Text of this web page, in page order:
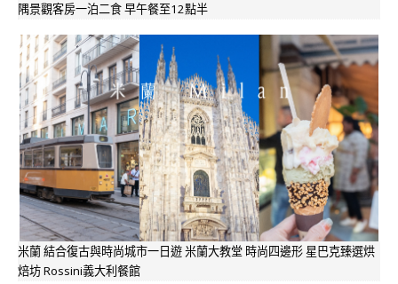
隅景觀客房一泊二食 早午餐至12點半
米蘭 結合復古與時尚城市一日遊 米蘭大教堂 時尚四邊形 星巴克臻選烘
焙坊 Rossini義大利餐館